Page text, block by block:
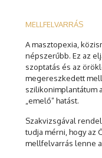
MELLFELVARRÁS
A masztopexia,
népszerűbb. Ez az
szoptatás és az
megereszkedett
szilikonimplantátum
„emelő” hatást.
Szakvizsgával
tudja mérni, hogy az
mellfelvarrás lenne